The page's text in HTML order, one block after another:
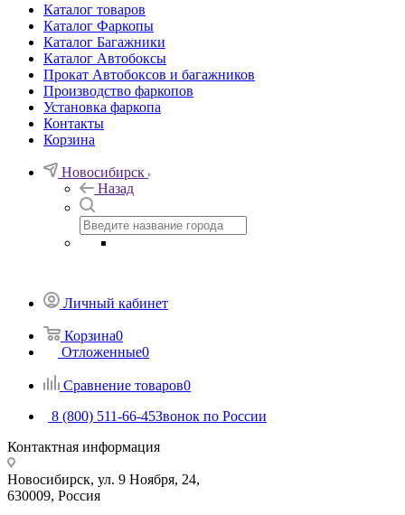
Каталог товаров
Каталог Фаркопы
Каталог Багажники
Каталог Автобоксы
Прокат Автобоксов и багажников
Производство фаркопов
Установка фаркопа
Контакты
Корзина
Новосибирск
Назад
Личный кабинет
Корзина0
Отложенные0
Сравнение товаров0
8 (800) 511-66-45Звонок по России
Контактная информация
Новосибирск, ул. 9 Ноября, 24,
630009, Россия